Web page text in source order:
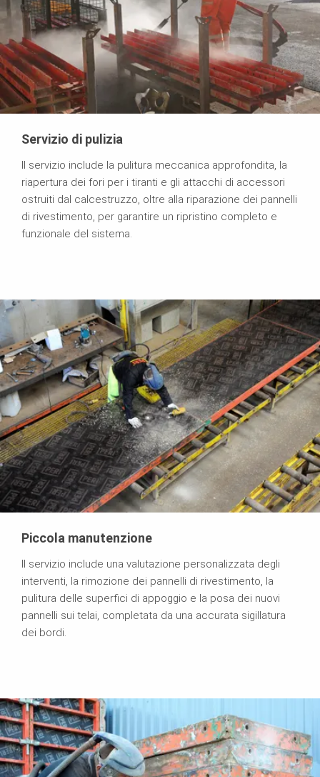
Servizio di pulizia
Il servizio include la pulitura meccanica approfondita, la
riapertura dei fori per i tiranti e gli attacchi di accessori
ostruiti dal calcestruzzo, oltre alla riparazione dei pannelli
di rivestimento, per garantire un ripristino completo e
funzionale del sistema.
Piccola manutenzione
Il servizio include una valutazione personalizzata degli
interventi, la rimozione dei pannelli di rivestimento, la
pulitura delle superfici di appoggio e la posa dei nuovi
pannelli sui telai, completata da una accurata sigillatura
dei bordi.